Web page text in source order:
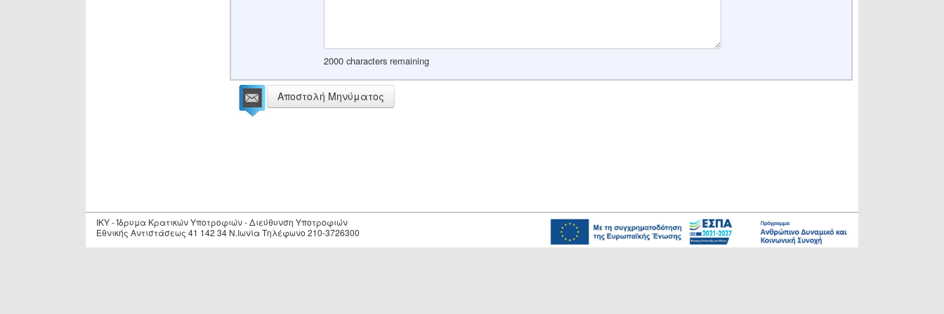
2000 characters remaining
Αποστολή Μηνύματος
IKY - Ίδρυμα Κρατικών Υποτροφιών - Διεύθυνση Υποτροφιών
Εθνικής Αντιστάσεως 41 142 34 Ν.Ιωνία Τηλέφωνο 210-3726300